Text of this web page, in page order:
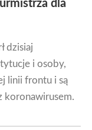
dla
dzisiaj
i osoby,
linii frontu i są
koronawirusem.